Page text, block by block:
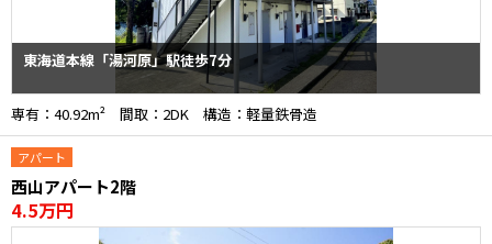
東海道本線「湯河原」駅徒歩7分
専有：40.92m² 間取：2DK 構造：軽量鉄骨造
アパート
西山アパート2階
4.5万円